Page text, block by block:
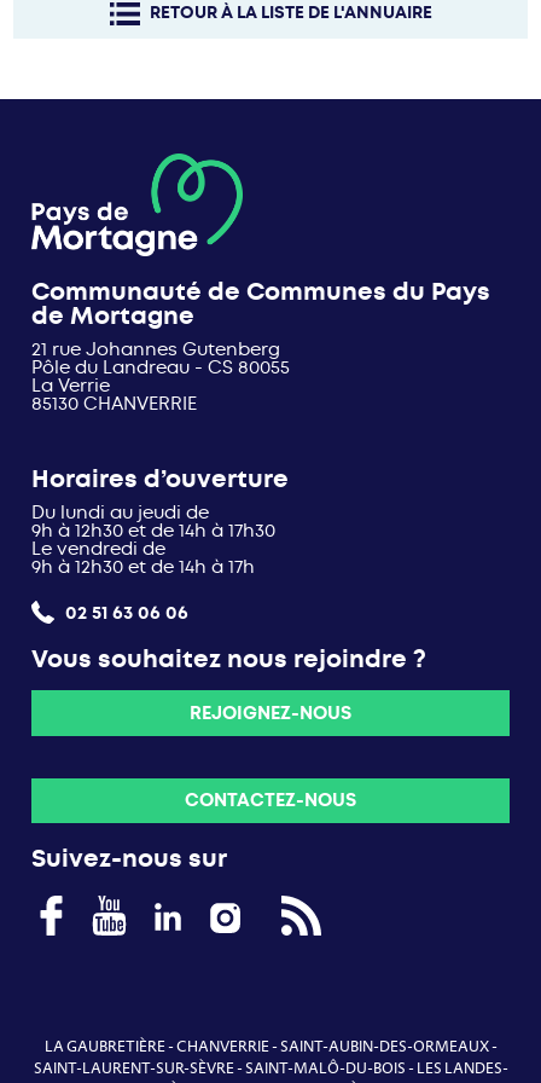
RETOUR À LA LISTE DE L'ANNUAIRE
Communauté de Communes du Pays
de Mortagne
21 rue Johannes Gutenberg
Pôle du Landreau - CS 80055
La Verrie
85130 CHANVERRIE
Horaires d’ouverture
Du lundi au jeudi de
9h à 12h30 et de 14h à 17h30
Le vendredi de
9h à 12h30 et de 14h à 17h
02 51 63 06 06
Vous souhaitez nous rejoindre ?
REJOIGNEZ-NOUS
CONTACTEZ-NOUS
Suivez-nous sur
LA GAUBRETIÈRE-CHANVERRIE-SAINT-AUBIN-DES-ORMEAUX-
SAINT-LAURENT-SUR-SÈVRE-SAINT-MALÔ-DU-BOIS-LES LANDES-